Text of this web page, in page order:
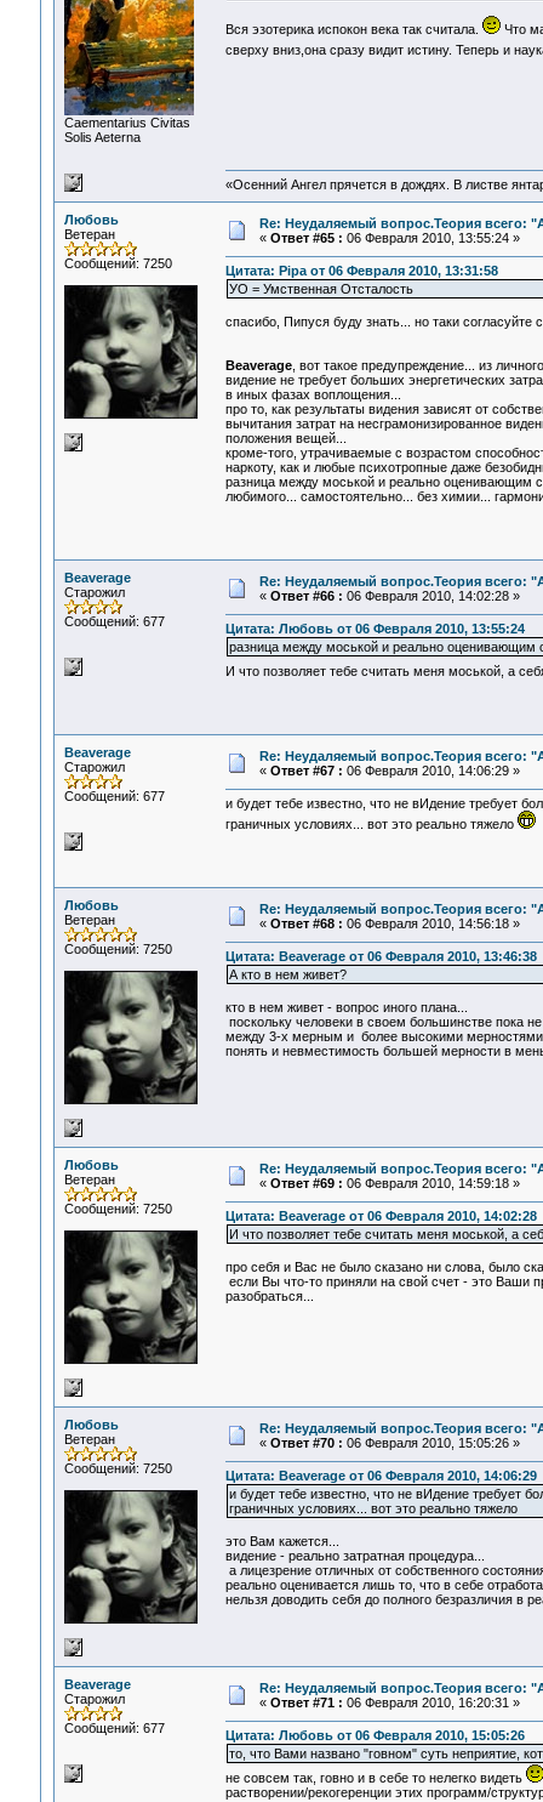
Сaementarius Civitas
Solis Aeterna
Вся эзотерика испокон века так считала.
Что
сверху вниз,она сразу видит истину. Теперь и
«Осенний Ангел прячется в дождях. В листве
Любовь
Ветеран
Сообщений: 7250
Re: Неудаляемый вопрос.Теория всего:
« Ответ #65 : 06 Февраля 2010, 13:55:24 »
Цитата: Pipa от 06 Февраля 2010, 13:31:58
УО = Умственная Отсталость
спасибо, Пипуся буду знать... но таки согласуйте
Beaverage, вот такое предупреждение... из
видение не требует больших энергетических
в иных фазах воплощения...
про то, как результаты видения зависят от
вычитания затрат на несграмонизированное
положения вещей...
кроме-того, утрачиваемые с возрастом
наркоту, как и любые психотропные даже
разница между моськой и реально оценивающим
любимого... самостоятельно... без химии...
Beaverage
Старожил
Сообщений: 677
Re: Неудаляемый вопрос.Теория всего:
« Ответ #66 : 06 Февраля 2010, 14:02:28 »
Цитата: Любовь от 06 Февраля 2010, 13:55:24
разница между моськой и реально оценивающим
И что позволяет тебе считать меня моськой, а
Beaverage
Старожил
Сообщений: 677
Re: Неудаляемый вопрос.Теория всего:
« Ответ #67 : 06 Февраля 2010, 14:06:29 »
и будет тебе известно, что не вИдение требует
граничных условиях... вот это реально тяжело
Любовь
Ветеран
Сообщений: 7250
Re: Неудаляемый вопрос.Теория всего:
« Ответ #68 : 06 Февраля 2010, 14:56:18 »
Цитата: Beaverage от 06 Февраля 2010, 13:46:38
А кто в нем живет?
кто в нем живет - вопрос иного плана...
поскольку человеки в своем большинстве пока
между 3-х мерным и более высокими мерностями
понять и невместимость большей мерности в
Любовь
Ветеран
Сообщений: 7250
Re: Неудаляемый вопрос.Теория всего:
« Ответ #69 : 06 Февраля 2010, 14:59:18 »
Цитата: Beaverage от 06 Февраля 2010, 14:02:28
И что позволяет тебе считать меня моськой, а
про себя и Вас не было сказано ни слова, было
если Вы что-то приняли на свой счет - это Ваши
разобраться...
Любовь
Ветеран
Сообщений: 7250
Re: Неудаляемый вопрос.Теория всего:
« Ответ #70 : 06 Февраля 2010, 15:05:26 »
Цитата: Beaverage от 06 Февраля 2010, 14:06:29
и будет тебе известно, что не вИдение требует
граничных условиях... вот это реально тяжело
это Вам кажется...
видение - реально затратная процедура...
а лицезрение отличных от собственного
реально оценивается лишь то, что в себе
нельзя доводить себя до полного безразличия в
Beaverage
Старожил
Сообщений: 677
Re: Неудаляемый вопрос.Теория всего:
« Ответ #71 : 06 Февраля 2010, 16:20:31 »
Цитата: Любовь от 06 Февраля 2010, 15:05:26
то, что Вами названо "говном" суть неприятие,
не совсем так, говно и в себе то нелегко видеть
растворении/рекогеренции этих программ/